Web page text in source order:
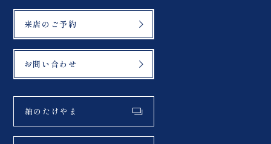
来店のご予約
お問い合わせ
紬のたけやま